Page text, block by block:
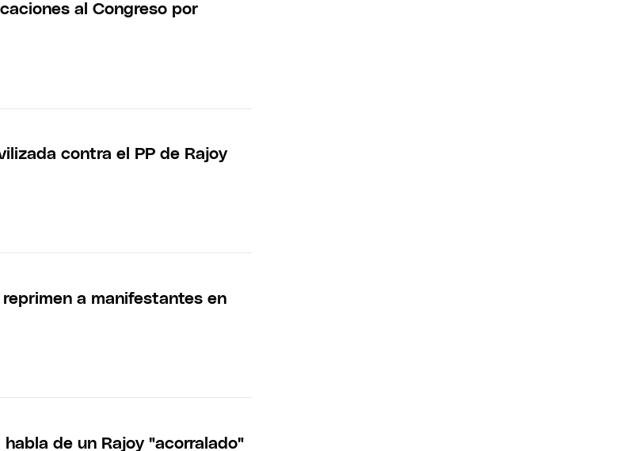
al Congreso por
contra el PP de Rajoy
a manifestantes en
de un Rajoy "acorralado"